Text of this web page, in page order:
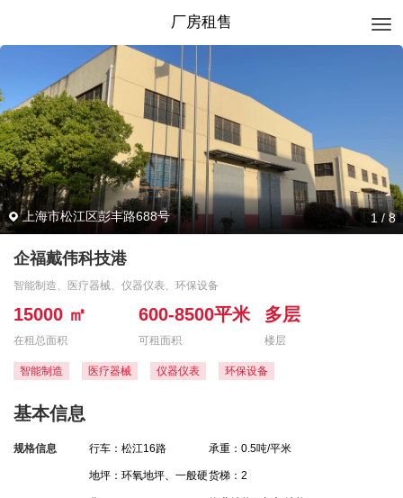
厂房租售
上海市松江区彭丰路688号 1/ 8
企福戴伟科技港
智能制造、医疗器械、仪器仪表、环保设备
15000 ㎡
在租总面积
600-8500平米
可租面积
多层
楼层
智能制造 医疗器械 仪器仪表 环保设备
基本信息
规格信息 行车：松江16路 承重：0.5吨/平米
地坪：环氧地坪、一般硬货梯：2